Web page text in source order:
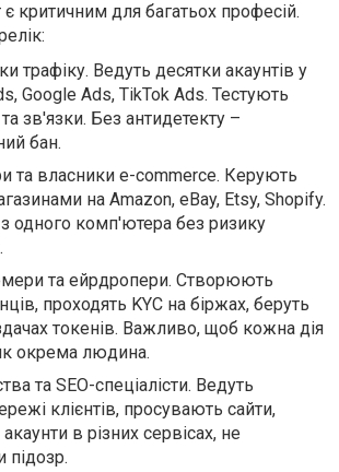
є критичним для багатьох професій.
трафіку. Ведуть десятки акаунтів у
Google Ads, TikTok Ads. Тестують
зв'язки. Без антидетекту –
бан.
та власники e-commerce. Керують
на Amazon, eBay, Etsy, Shopify.
одного комп'ютера без ризику
та ейрдропери. Створюють
проходять KYC на біржах, беруть
токенів. Важливо, щоб кожна дія
окрема людина.
та SEO-спеціалісти. Ведуть
клієнтів, просувають сайти,
в різних сервісах, не
підозр.